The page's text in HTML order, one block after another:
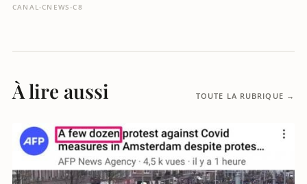
CANAL-CNEWS-C8
À lire aussi TOUTE LA RUBRIQUE →